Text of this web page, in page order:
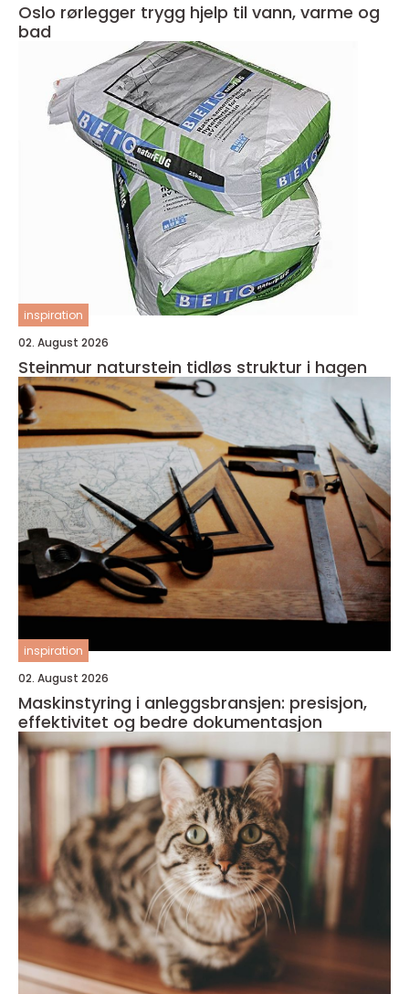
Oslo rørlegger trygg hjelp til vann, varme og
bad
inspiration
02. August 2026
Steinmur naturstein tidløs struktur i hagen
inspiration
02. August 2026
Maskinstyring i anleggsbransjen: presisjon,
effektivitet og bedre dokumentasjon